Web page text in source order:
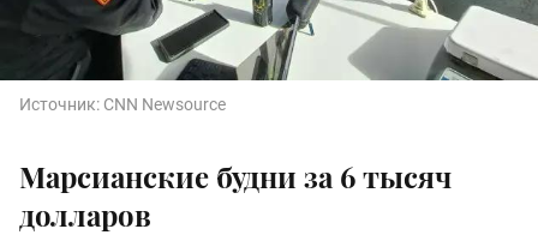
Источник: CNN Newsource
Марсианские будни за 6 тысяч
долларов